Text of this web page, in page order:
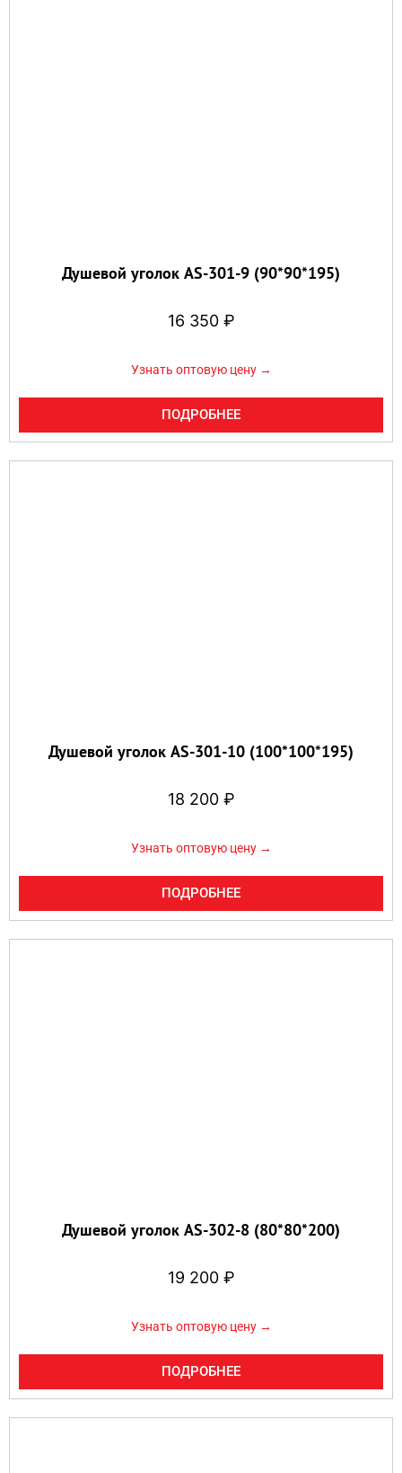
Душевой уголок AS-301-9 (90*90*195)
16 350 ₽
Узнать оптовую цену →
ПОДРОБНЕЕ
Душевой уголок AS-301-10 (100*100*195)
18 200 ₽
Узнать оптовую цену →
ПОДРОБНЕЕ
Душевой уголок AS-302-8 (80*80*200)
19 200 ₽
Узнать оптовую цену →
ПОДРОБНЕЕ